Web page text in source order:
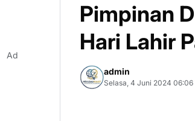
Pimpinan
Hari Lahir
admin
Selasa, 4 Juni 2024 06:06
Ad